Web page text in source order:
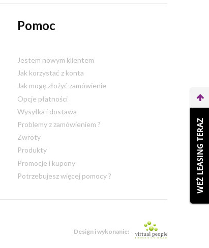
Pomoc
Jestem nowym klientem
Jak korzystać z konta
Jak mogę złożyć zamówienie
Opcje płatności
Wysyłka i dostawa
Problemy z zamówieniem ?
Zwroty
Produkty
Promocje i kupony
Potrzebujesz więcej pomocy ?
Design i wykonanie:
WEŹ LEASING TERAZ